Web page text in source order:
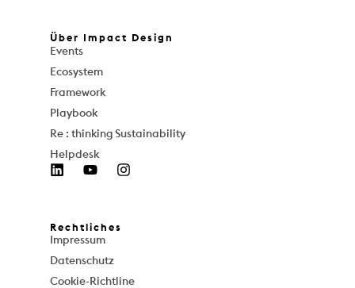
Über Impact Design
Events
Ecosystem
Framework
Playbook
Re : thinking Sustainability
Helpdesk
Rechtliches
Impressum
Datenschutz
Cookie-Richtline